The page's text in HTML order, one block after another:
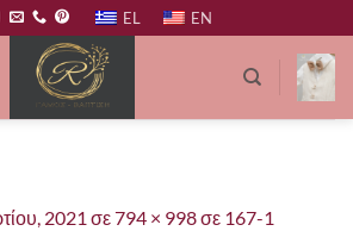
EL EN
2021 σε794 × 998σε 167-1